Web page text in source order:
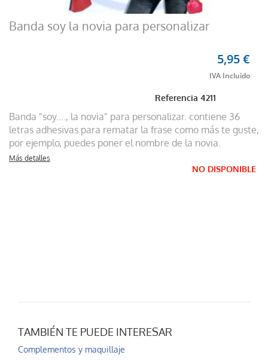
Banda soy la novia para personalizar
Referencia4211
5,95 €
Banda "soy...., la novia" para personalizar. contiene 36
letras adhesivas para rematar la frase como más te guste,
por ejemplo, puedes poner el nombre de la novia.
Más detalles
NO DISPONIBLE
TAMBIÉN TE PUEDE INTERESAR
Complementos y maquillaje